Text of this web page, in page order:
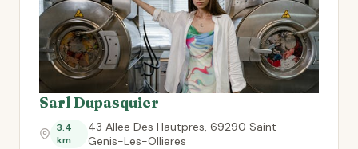
Sarl Dupasquier
3.4
km
43 Allee Des Hautpres, 69290 Saint-
Genis-Les-Ollieres